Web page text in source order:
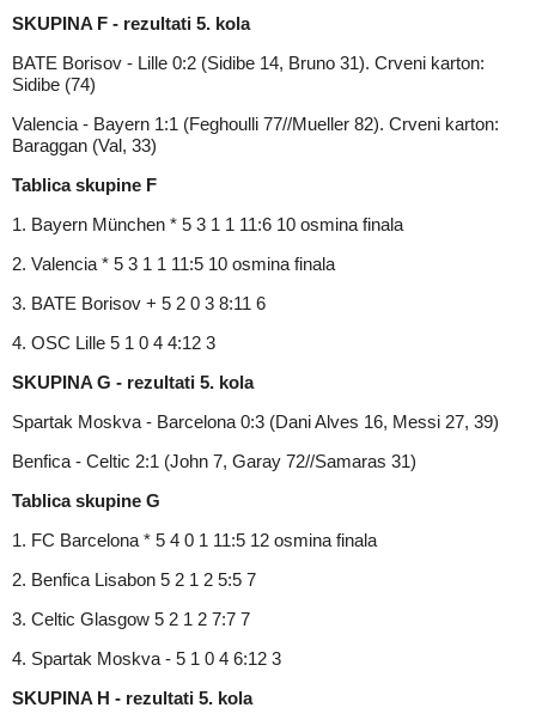
SKUPINA F - rezultati 5. kola
BATE Borisov - Lille 0:2 (Sidibe 14, Bruno 31). Crveni karton:
Sidibe (74)
Valencia - Bayern 1:1 (Feghoulli 77//Mueller 82). Crveni karton:
Baraggan (Val, 33)
Tablica skupine F
1. Bayern München * 5 3 1 1 11:6 10 osmina finala
2. Valencia * 5 3 1 1 11:5 10 osmina finala
3. BATE Borisov + 5 2 0 3 8:11 6
4. OSC Lille 5 1 0 4 4:12 3
SKUPINA G - rezultati 5. kola
Spartak Moskva - Barcelona 0:3 (Dani Alves 16, Messi 27, 39)
Benfica - Celtic 2:1 (John 7, Garay 72//Samaras 31)
Tablica skupine G
1. FC Barcelona * 5 4 0 1 11:5 12 osmina finala
2. Benfica Lisabon 5 2 1 2 5:5 7
3. Celtic Glasgow 5 2 1 2 7:7 7
4. Spartak Moskva - 5 1 0 4 6:12 3
SKUPINA H - rezultati 5. kola